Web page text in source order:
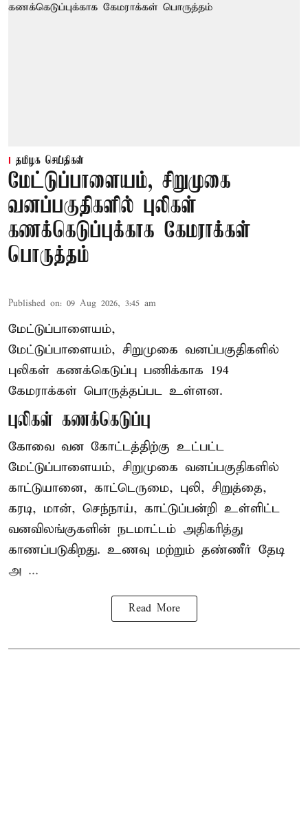
தமிழக செய்திகள்
மேட்டுப்பாளையம், சிறுமுகை
வனப்பகுதிகளில் புலிகள்
கணக்கெடுப்புக்காக கேமராக்கள்
பொருத்தம்
Published on: 09 Aug 2026, 3:45 am
மேட்டுப்பாளையம்,
மேட்டுப்பாளையம், சிறுமுகை வனப்பகுதிகளில்
புலிகள் கணக்கெடுப்பு பணிக்காக 194
கேமராக்கள் பொருத்தப்பட உள்ளன.
புலிகள் கணக்கெடுப்பு
கோவை வன கோட்டத்திற்கு உட்பட்ட
மேட்டுப்பாளையம், சிறுமுகை வனப்பகுதிகளில்
காட்டுயானை, காட்டெருமை, புலி, சிறுத்தை,
கரடி, மான், செந்நாய், காட்டுப்பன்றி உள்ளிட்ட
வனவிலங்குகளின் நடமாட்டம் அதிகரித்து
காணப்படுகிறது. உணவு மற்றும் தண்ணீர் தேடி
அ ...
Read More